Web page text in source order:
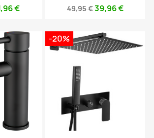
€
49,95 €39,96 €
-20%